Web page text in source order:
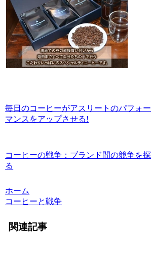
毎日のコーヒーがアスリートのパフォー
マンスをアップさせる!
コーヒーの戦争：ブランド間の競争を探
る
ホーム
コーヒーと戦争
関連記事